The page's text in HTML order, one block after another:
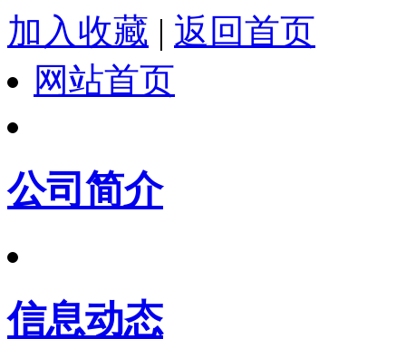
加入收藏 | 返回首页
网站首页
公司简介
信息动态